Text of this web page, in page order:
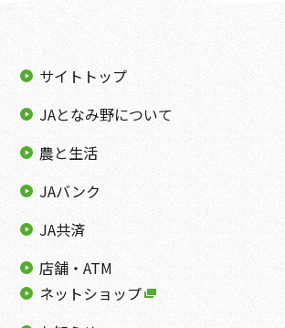
サイトトップ
JAとなみ野について
農と生活
JAバンク
JA共済
店舗・ATM
ネットショップ